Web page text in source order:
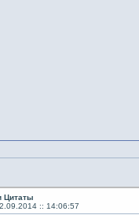
Цитаты
:: 14:06:57